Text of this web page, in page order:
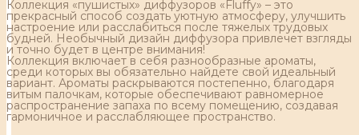
Коллекция «пушистых» диффузоров «Fluffy» – это
прекрасный способ создать уютную атмосферу, улучшить
настроение или расслабиться после тяжелых трудовых
будней. Необычный дизайн диффузора привлечет взгляды
и точно будет в центре внимания!
Коллекция включает в себя разнообразные ароматы,
среди которых вы обязательно найдете свой идеальный
вариант. Ароматы раскрываются постепенно, благодаря
витым палочкам, которые обеспечивают равномерное
распространение запаха по всему помещению, создавая
гармоничное и расслабляющее пространство.